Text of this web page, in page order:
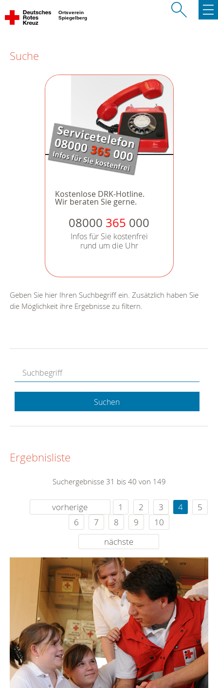
Ortsverein
Spiegelberg
Suche
Kostenlose DRK-Hotline.
Wir beraten Sie gerne.
08000 365 000
Infos für Sie kostenfrei
rund um die Uhr
Geben Sie hier Ihren Suchbegriff ein. Zusätzlich haben Sie
die Möglichkeit ihre Ergebnisse zu filtern.
Suchen
Ergebnisliste
Suchergebnisse 31 bis 40 von 149
vorherige 1 2 3 4
5
6
7 8 9
10
nächste